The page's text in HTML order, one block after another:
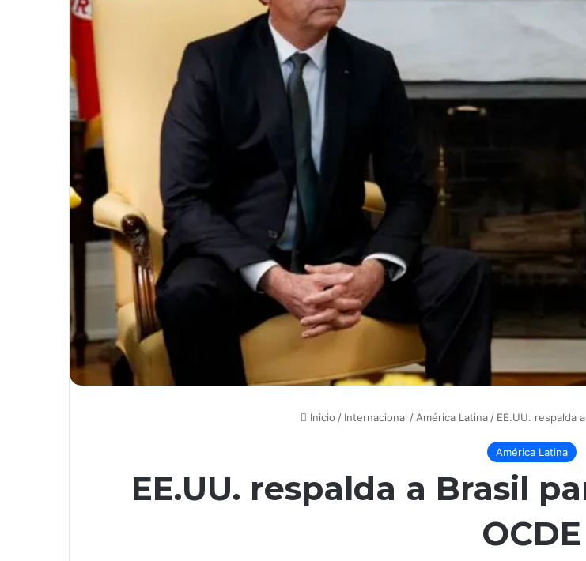
Inicio / Internacional / América Latina / EE.UU. respalda
América Latina
EE.UU. respalda a Brasil
OCDE